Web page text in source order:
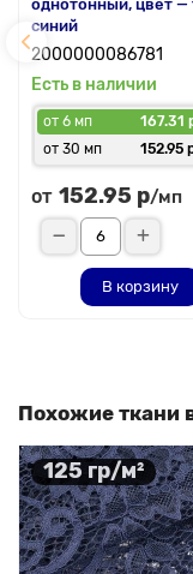
однотонный, цвет —
синий
2000000086781
Есть в наличии
от 6 мп
167.31
от 30 мп
152.95
от 152.95 р/мп
В корзину
Похожие ткани
125 гр/м²